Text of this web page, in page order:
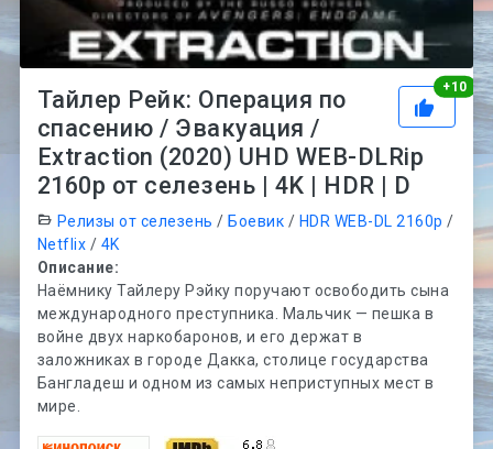
+10
Тайлер Рейк: Операция по
спасению / Эвакуация /
Extraction (2020) UHD WEB-DLRip
2160p от селезень | 4K | HDR | D
Релизы от селезень / Боевик / HDR WEB-DL 2160p /
Netflix / 4K
Описание:
Наёмнику Тайлеру Рэйку поручают освободить сына
международного преступника. Мальчик — пешка в
войне двух наркобаронов, и его держат в
заложниках в городе Дакка, столице государства
Бангладеш и одном из самых неприступных мест в
мире.